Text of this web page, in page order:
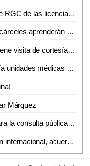
Se cumplió promesa de campaña de RGC de las licencias: Ríos Medrano
Personas privadas de la libertad en cárceles aprenderán actividades productivas
Cónsul general de EU en MTY sostiene visita de cortesía en las instalaciones de la secretaría de Seguridad Pública del estado
Recorre Unidad Móvil de Mastografía unidades médicas y administrativas del IMSS San Luis Potosí para detección de cáncer de mama
Márquez
Congreso aprobó la convocatoria para la consulta pública dirigida a personas con discapacidad
Impulso a la inversión y colaboración internacional, acuerdan Gobernador potosino y cónsul de EUA